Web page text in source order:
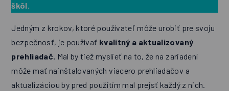
škôl.
Jedným z krokov, ktoré používateľ môže urobiť pre svoju
bezpečnosť, je používať kvalitný a aktualizovaný
prehliadač. Mal by tiež myslieť na to, že na zariadení
môže mať nainštalovaných viacero prehliadačov a
aktualizáciou by pred použitím mal prejsť každý z nich.